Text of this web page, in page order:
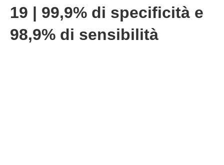
19 | 99,9% di specificità e
98,9% di sensibilità